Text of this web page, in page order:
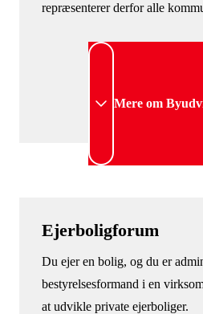
repræsenterer derfor alle
Mere om
Ejerboligforum
Du ejer en bolig, og du er
bestyrelsesformand i en
at udvikle private ejerboliger.